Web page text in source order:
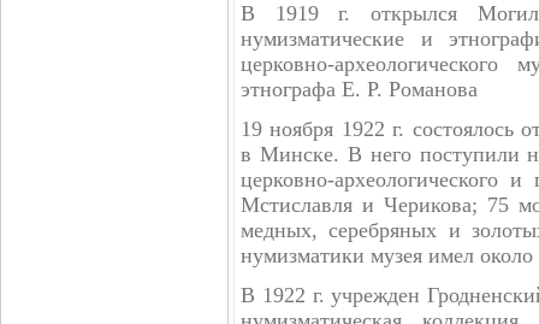
В 1919 г. открылся
нумизматические и
церковно-археологического
этнографа Е. Р. Романова
19 ноября 1922 г. состоялось
в Минске. В него поступили
церковно-археологического
Мстиславля и Черикова; 75
медных, серебряных и
нумизматики музея имел
В 1922 г. учрежден